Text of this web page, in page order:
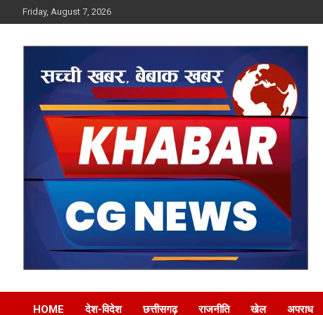
to
Friday, August 7, 2026
Khabar CG News
HOME देश-विदेश छत्तीसगढ़ राजनीति खेल अपराध